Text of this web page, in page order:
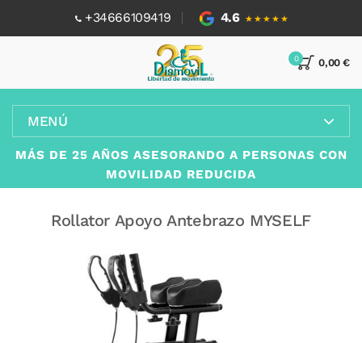
+34666109419 4.6 ★★★★★
0,00 €
0
MENÚ
MÁS DE 25 AÑOS ASESORANDO A PERSONAS CON
MOVILIDAD REDUCIDA
Rollator Apoyo Antebrazo MYSELF